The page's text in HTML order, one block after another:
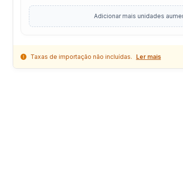
Adicionar mais unidades
Taxas de importação não incluídas. Ler mais